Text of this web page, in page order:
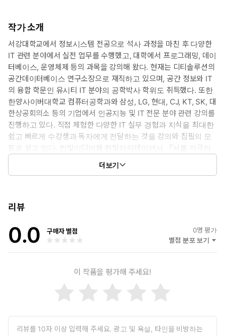
작가 소개
서강대학교에서 정보시스템 전공으로 석사 과정을 마친 후 다양한
IT 관련 분야에서 실전 업무를 수행했고, 대학에서 프로그래밍, 데이
터베이스, 운영체제 등의 과목을 강의해 왔다. 현재는 디티솔루션의
공간데이터베이스 연구소장으로 재직하고 있으며, 공간 정보와 IT
의 융합 학문인 유시티 IT 분야의 공학박사 학위도 취득했다. 또한
한양사이버대학교 컴퓨터공학과와 삼성, LG, 현대, CJ, KT, SK, 대
한상공회의소 등의 기업에서 인공지능 및 IT 전문 분야 관련 강의를
진행하고 있다. 직접 체험한 다양한 IT 실무 경험과 지식을 최대한
쉽고 빠르게 수강생과 독자에게 전달하는 것을 강의와 집필의 모
토로 삼고 있다. 한빛미디어와 한빛아카데미에서 『뇌를 자극하
는 Redhat Fedora: 리눅스 서버 & 네트워크』(2005)를 시작으로
지금까지 50권 이상의 책을 집필 및 번역했다.
더보기
리뷰
0.0 구매자 별점 0명 평가
별점 분포 보기
이 작품을 평가해 주세요!